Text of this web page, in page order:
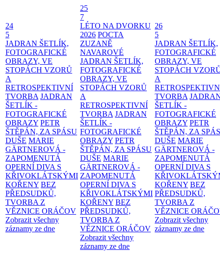
24
5
JADRAN ŠETLÍK,
FOTOGRAFICKÉ
OBRAZY, VE
STOPÁCH VZORŮ
A
RETROSPEKTIVNÍ
TVORBA JADRAN
ŠETLÍK -
FOTOGRAFICKÉ
OBRAZY PETR
ŠTĚPÁN, ZA SPÁSU
DUŠE MARIE
GÄRTNEROVÁ -
ZAPOMENUTÁ
OPERNÍ DIVA S
KŘIVOKLÁTSKÝMI
KOŘENY BEZ
PŘEDSUDKŮ,
TVORBA Z
VĚZNICE ORÁČOV
Zobrazit všechny
záznamy ze dne
25
7
LÉTO NA DVORKU
2026 POCTA
ZUZANĚ
NAVAROVÉ
JADRAN ŠETLÍK,
FOTOGRAFICKÉ
OBRAZY, VE
STOPÁCH VZORŮ
A
RETROSPEKTIVNÍ
TVORBA JADRAN
ŠETLÍK -
FOTOGRAFICKÉ
OBRAZY PETR
ŠTĚPÁN, ZA SPÁSU
DUŠE MARIE
GÄRTNEROVÁ -
ZAPOMENUTÁ
OPERNÍ DIVA S
KŘIVOKLÁTSKÝMI
KOŘENY BEZ
PŘEDSUDKŮ,
TVORBA Z
VĚZNICE ORÁČOV
Zobrazit všechny
záznamy ze dne
26
5
JADRAN ŠETLÍK,
FOTOGRAFICKÉ
OBRAZY, VE
STOPÁCH
A
TVORBA
ŠETLÍK -
FOTOGRAFICKÉ
OBRAZY PETR
ŠTĚPÁN, ZA
DUŠE MARIE
GÄRTNEROVÁ -
ZAPOMENUTÁ
OPERNÍ DIVA S
KOŘENY BEZ
PŘEDSUDKŮ,
TVORBA Z
VĚZNICE
Zobrazit všechny
záznamy ze dne